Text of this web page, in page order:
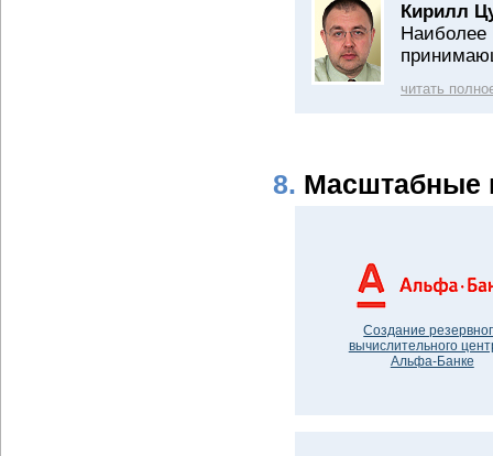
Кирилл
Наиболее
читать
8. Масштабные
Создание
вычислительного
Альфа-Банке